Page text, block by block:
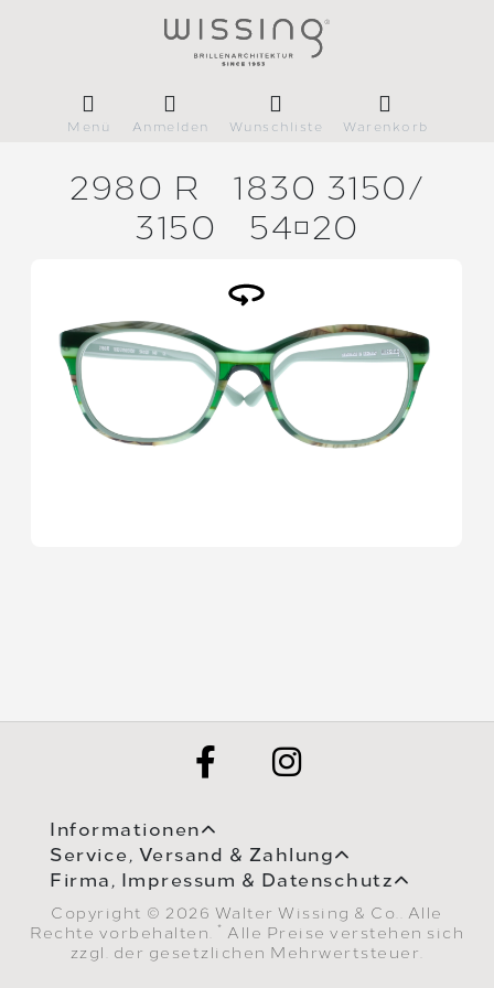
Menü Anmelden Wunschliste Warenkorb
2980 R
1830 3150/
3150
5420
Informationen
Service, Versand & Zahlung
Firma, Impressum & Datenschutz
Copyright © 2026 Walter Wissing & Co.. Alle
Rechte vorbehalten.
* Alle Preise verstehen sich
zzgl. der gesetzlichen Mehrwertsteuer.